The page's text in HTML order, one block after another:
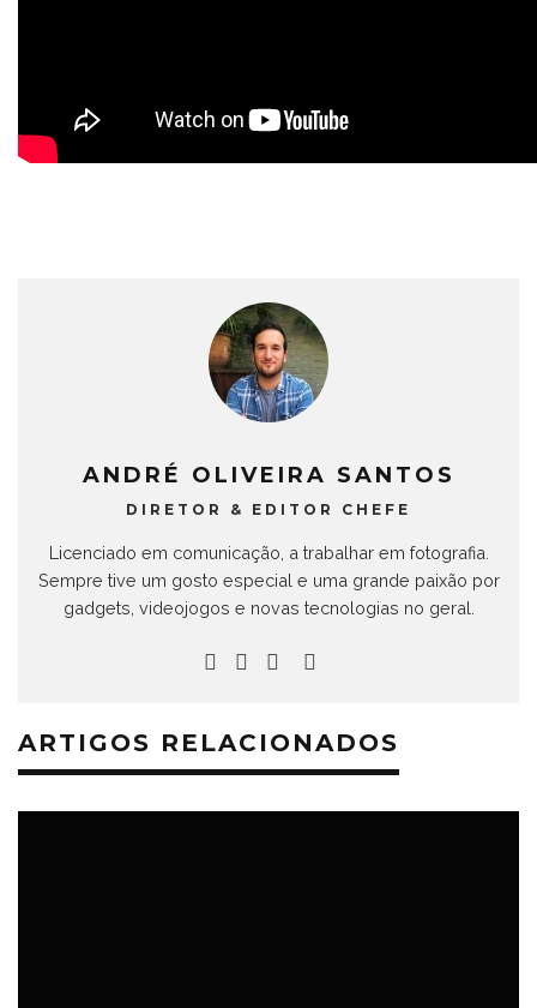
ANDRÉ OLIVEIRA SANTOS
DIRETOR & EDITOR CHEFE
Licenciado em comunicação, a trabalhar em fotografia.
Sempre tive um gosto especial e uma grande paixão por
gadgets, videojogos e novas tecnologias no geral.
ARTIGOS RELACIONADOS